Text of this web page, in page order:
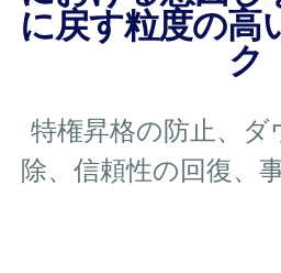
に戻す粒度の高
ク
特権昇格の防止、
除、信頼性の回復、